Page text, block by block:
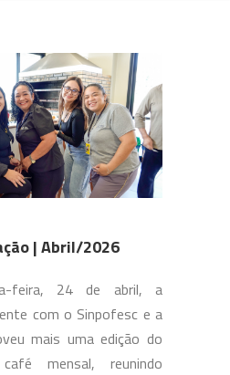
| Abril/2026
feira, 24 de abril, a
com o Sinpofesc e a
mais uma edição do
mensal, reunindo